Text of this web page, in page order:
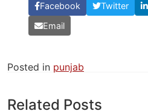
Facebook Twitter
Email
Posted in punjab
Related Posts